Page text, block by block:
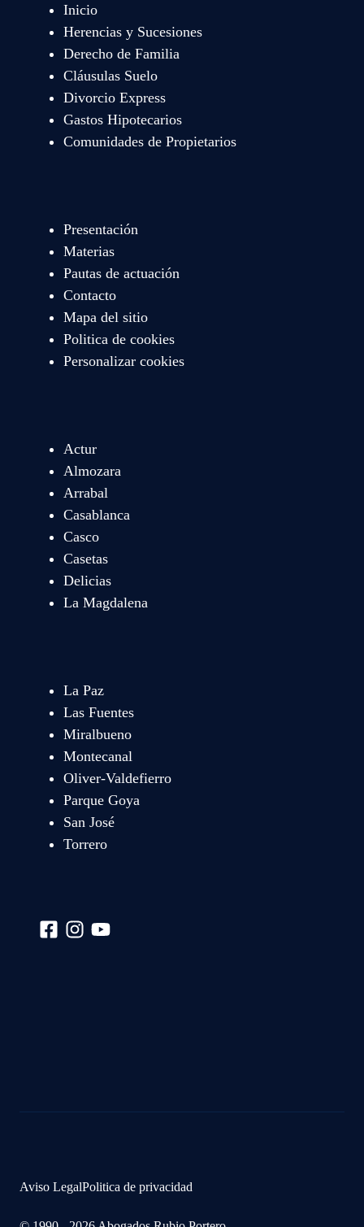
Inicio
Herencias y Sucesiones
Derecho de Familia
Cláusulas Suelo
Divorcio Express
Gastos Hipotecarios
Comunidades de Propietarios
Presentación
Materias
Pautas de actuación
Contacto
Mapa del sitio
Politica de cookies
Personalizar cookies
Actur
Almozara
Arrabal
Casablanca
Casco
Casetas
Delicias
La Magdalena
La Paz
Las Fuentes
Miralbueno
Montecanal
Oliver-Valdefierro
Parque Goya
San José
Torrero
Aviso LegalPolitica de privacidad